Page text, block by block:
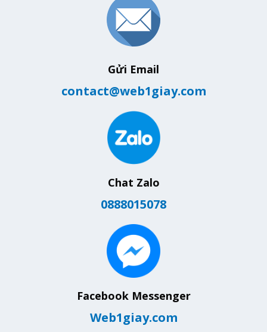
Gửi Email
contact@web1giay.com
Chat Zalo
0888015078
Facebook Messenger
Web1giay.com